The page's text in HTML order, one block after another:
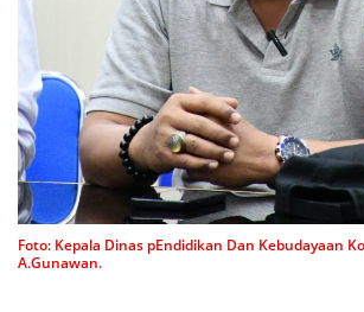
Foto: Kepala Dinas pEndidikan Dan Kebudayaan
A.Gunawan.